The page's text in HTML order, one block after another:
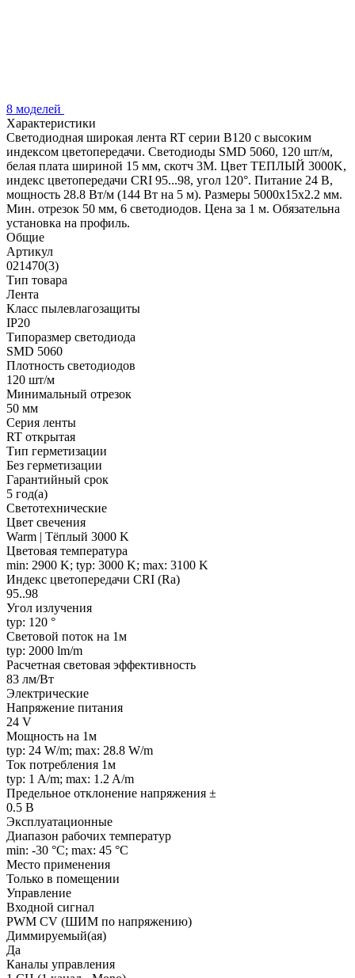
8 моделей
Характеристики
Светодиодная широкая лента RT серии B120 с высоким
индексом цветопередачи. Светодиоды SMD 5060, 120 шт/м,
белая плата шириной 15 мм, скотч 3М. Цвет ТЕПЛЫЙ 3000K,
индекс цветопередачи CRI 95...98, угол 120°. Питание 24 В,
мощность 28.8 Вт/м (144 Вт на 5 м). Размеры 5000х15х2.2 мм.
Мин. отрезок 50 мм, 6 светодиодов. Цена за 1 м. Обязательна
установка на профиль.
Общие
Артикул
021470(3)
Тип товара
Лента
Класс пылевлагозащиты
IP20
Типоразмер светодиода
SMD 5060
Плотность светодиодов
120 шт/м
Минимальный отрезок
50 мм
Серия ленты
RT открытая
Тип герметизации
Без герметизации
Гарантийный срок
5 год(а)
Светотехнические
Цвет свечения
Warm | Тёплый 3000 K
Цветовая температура
min: 2900 K; typ: 3000 K; max: 3100 K
Индекс цветопередачи CRI (Ra)
95..98
Угол излучения
typ: 120 °
Световой поток на 1м
typ: 2000 lm/m
Расчетная световая эффективность
83 лм/Вт
Электрические
Напряжение питания
24 V
Мощность на 1м
typ: 24 W/m; max: 28.8 W/m
Ток потребления 1м
typ: 1 A/m; max: 1.2 A/m
Предельное отклонение напряжения ±
0.5 В
Эксплуатационные
Диапазон рабочих температур
min: -30 °C; max: 45 °C
Место применения
Только в помещении
Управление
Входной сигнал
PWM СV (ШИМ по напряжению)
Диммируемый(ая)
Да
Каналы управления